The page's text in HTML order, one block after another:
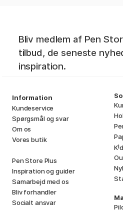
Bliv medlem af Pen
tilbud, de seneste
inspiration.
Information
Kundeservice
Spørgsmål og svar
Om os
Vores butik
Pen Store Plus
Inspiration og guider
Samarbejd med os
Bliv forhandler
Socialt ansvar
Kid